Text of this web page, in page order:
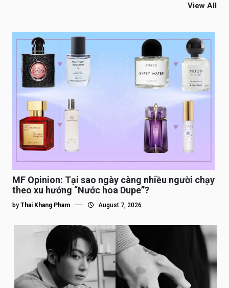
View All
MF Opinion: Tại sao ngày càng nhiều người chạy
theo xu hướng “Nước hoa Dupe”?
by Thai Khang Pham August 7, 2026